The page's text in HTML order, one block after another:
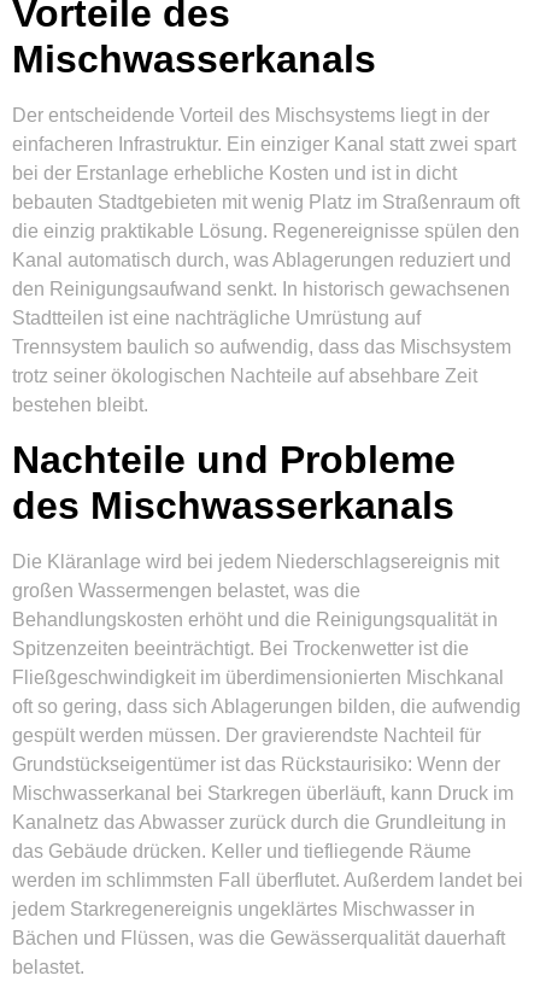
Vorteile des
Mischwasserkanals
Der entscheidende Vorteil des Mischsystems liegt in der
einfacheren Infrastruktur. Ein einziger Kanal statt zwei spart
bei der Erstanlage erhebliche Kosten und ist in dicht
bebauten Stadtgebieten mit wenig Platz im Straßenraum oft
die einzig praktikable Lösung. Regenereignisse spülen den
Kanal automatisch durch, was Ablagerungen reduziert und
den Reinigungsaufwand senkt. In historisch gewachsenen
Stadtteilen ist eine nachträgliche Umrüstung auf
Trennsystem baulich so aufwendig, dass das Mischsystem
trotz seiner ökologischen Nachteile auf absehbare Zeit
bestehen bleibt.
Nachteile und Probleme
des Mischwasserkanals
Die Kläranlage wird bei jedem Niederschlagsereignis mit
großen Wassermengen belastet, was die
Behandlungskosten erhöht und die Reinigungsqualität in
Spitzenzeiten beeinträchtigt. Bei Trockenwetter ist die
Fließgeschwindigkeit im überdimensionierten Mischkanal
oft so gering, dass sich Ablagerungen bilden, die aufwendig
gespült werden müssen. Der gravierendste Nachteil für
Grundstückseigentümer ist das Rückstaurisiko: Wenn der
Mischwasserkanal bei Starkregen überläuft, kann Druck im
Kanalnetz das Abwasser zurück durch die Grundleitung in
das Gebäude drücken. Keller und tiefliegende Räume
werden im schlimmsten Fall überflutet. Außerdem landet bei
jedem Starkregenereignis ungeklärtes Mischwasser in
Bächen und Flüssen, was die Gewässerqualität dauerhaft
belastet.